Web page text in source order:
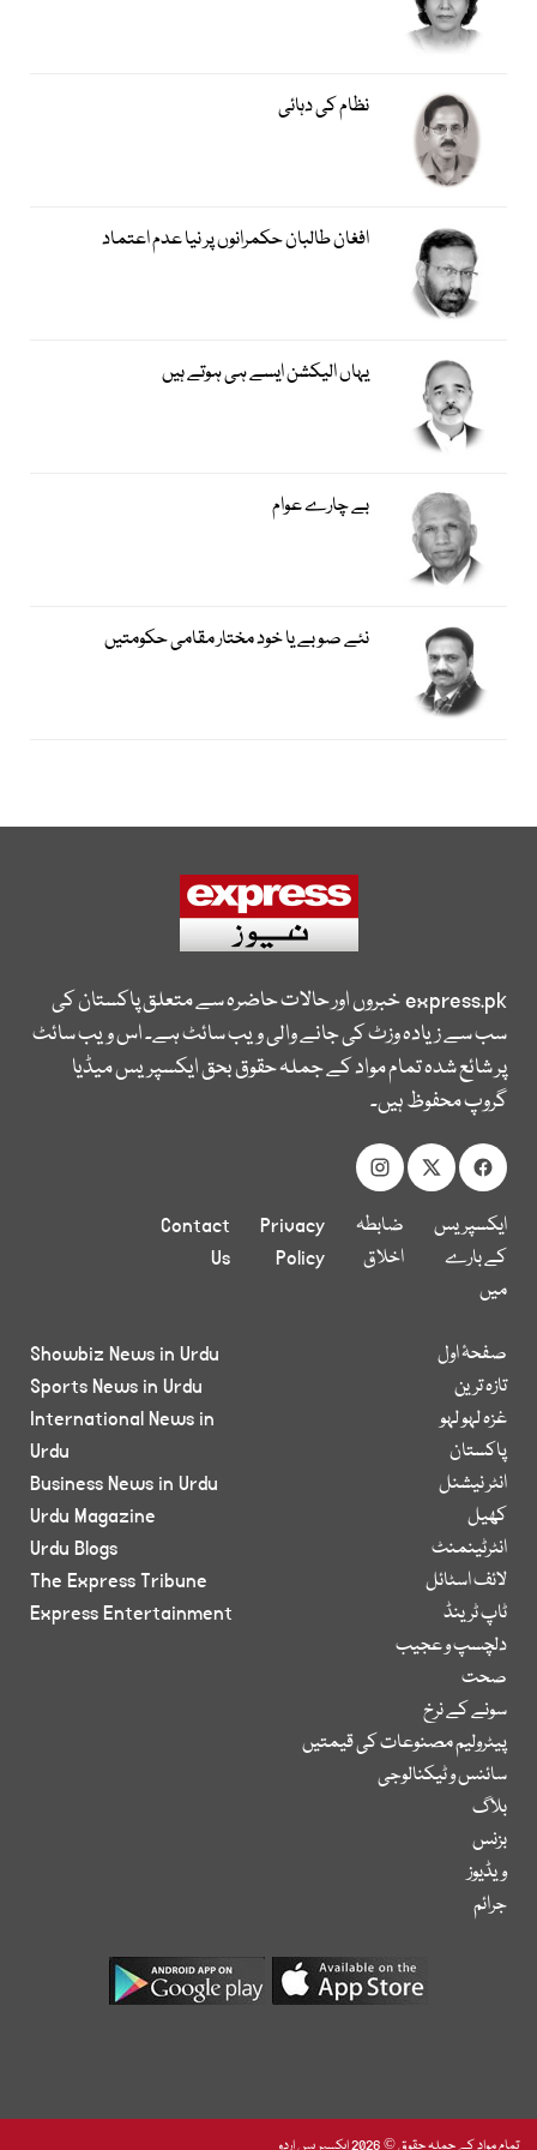
نظام کی دہائی
افغان طالبان حکمرانوں پر نیا عدم اعتماد
یہاں الیکشن ایسے ہی ہوتے ہیں
بے چارے عوام
نئے صوبے یا خود مختار مقامی حکومتیں
express.pkخبروں اور حالات حاضرہ سے متعلق پاکستان کی
سب سے زیادہ وزٹ کی جانے والی ویب سائٹ ہے۔ اس ویب سائٹ
پر شائع شدہ تمام مواد کے جملہ حقوق بحق ایکسپریس میڈیا
گروپ محفوظ ہیں۔
ایکسپریس
کے بارے
میں
ضابطہ
اخلاق
Privacy
Policy
Contact
Us
صفحۂ اول
تازہ ترین
غزہ لہو لہو
پاکستان
انٹر نیشنل
کھیل
انٹرٹینمنٹ
لائف اسٹائل
ٹاپ ٹرینڈ
دلچسپ و عجیب
صحت
سونے کے نرخ
پیٹرولیم مصنوعات کی قیمتیں
سائنس و ٹیکنالوجی
بلاگ
بزنس
ویڈیوز
جرائم
Showbiz News in Urdu
Sports News in Urdu
International News in
Urdu
Business News in Urdu
Urdu Magazine
Urdu Blogs
The Express Tribune
Express Entertainment
تمام مواد کے جملہ حقوق © 2026 ایکسپریس اردو